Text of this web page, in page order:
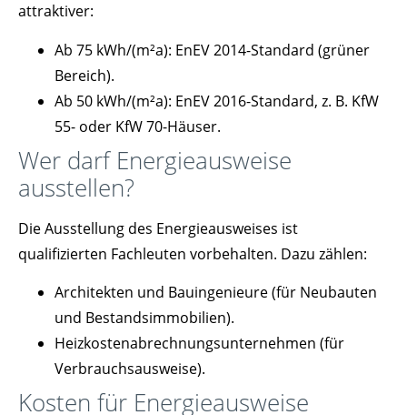
attraktiver:
Ab 75 kWh/(m²a): EnEV 2014-Standard (grüner
Bereich).
Ab 50 kWh/(m²a): EnEV 2016-Standard, z. B. KfW
55- oder KfW 70-Häuser.
Wer darf Energieausweise
ausstellen?
Die Ausstellung des Energieausweises ist
qualifizierten Fachleuten vorbehalten. Dazu zählen:
Architekten und Bauingenieure (für Neubauten
und Bestandsimmobilien).
Heizkostenabrechnungsunternehmen (für
Verbrauchsausweise).
Kosten für Energieausweise